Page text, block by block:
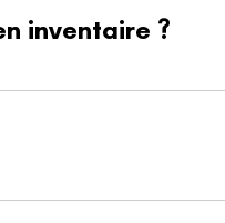
inventaire ?
pour vous.
de débit, virement